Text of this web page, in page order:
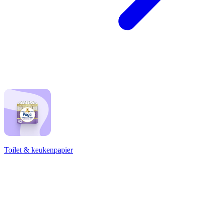
Toilet & keukenpapier